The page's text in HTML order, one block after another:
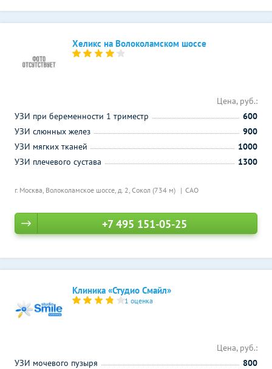
Хеликс на Волоколамском шоссе
г. Москва, Волоколамское шоссе, д. 2, Сокол (734 м) САО
Цена, руб.:
УЗИ при беременности 1 триместр
600
УЗИ слюнных желез
900
УЗИ мягких тканей
1000
УЗИ плечевого сустава
1300
+7 495 151-05-25
Клиника «Студио Смайл»
1 оценка
Цена, руб.:
УЗИ мочевого пузыря
800